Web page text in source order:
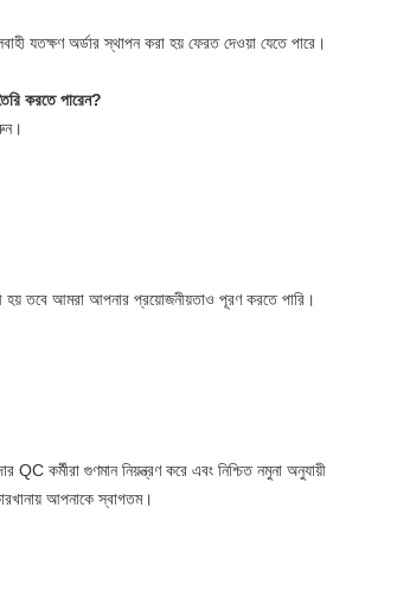
যতক্ষণ অর্ডার স্থাপন করা হয় ফেরত দেওয়া যেতে পারে।
করতে পারেন?
হয় তবে আমরা আপনার প্রয়োজনীয়তাও পূরণ করতে পারি।
কর্মীরা গুণমান নিয়ন্ত্রণ করে এবং নিশ্চিত নমুনা অনুযায়ী
আপনাকে স্বাগতম।